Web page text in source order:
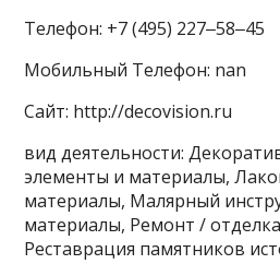
Телефон: +7 (495) 227‒58‒45
Мобильный Телефон: nan
Сайт: http://decovision.ru
вид деятельности:
элементы и материалы,
материалы, Малярный
материалы, Ремонт /
Реставрация памятников